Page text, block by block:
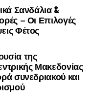
Σανδάλια &
– Οι Επιλογές
Φέτος
της
Μακεδονίας
συνεδριακού και